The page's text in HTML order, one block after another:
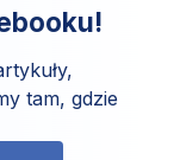
tam, gdzie